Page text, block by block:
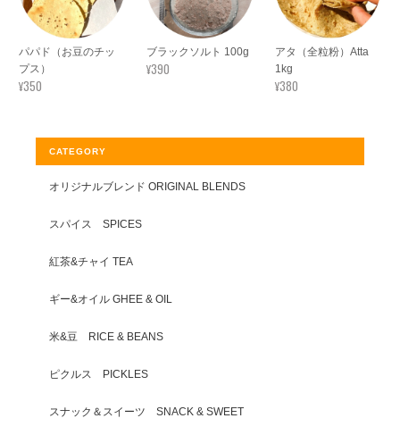
パパド（お豆のチッ
プス）
¥350
ブラックソルト 100g
¥390
アタ（全粒粉）Atta
1kg
¥380
CATEGORY
オリジナルブレンド ORIGINAL BLENDS
スパイス SPICES
紅茶&チャイ TEA
ギー&オイル GHEE & OIL
米&豆 RICE & BEANS
ピクルス PICKLES
スナック＆スイーツ SNACK & SWEET